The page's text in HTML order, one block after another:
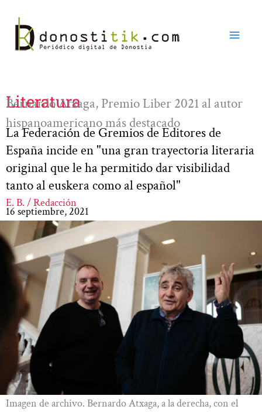
contenido
Literatura
Bernardo Atxaga, Premio Liber 2021 al autor
hispanoamericano más destacado
La Federación de Gremios de Editores de
España incide en "una gran trayectoria literaria
original que le ha permitido dar visibilidad
tanto al euskera como al español"
E. B. / Redacción
16 septiembre, 2021
Imagen de archivo. Bernardo Atxaga, a la derecha, con el